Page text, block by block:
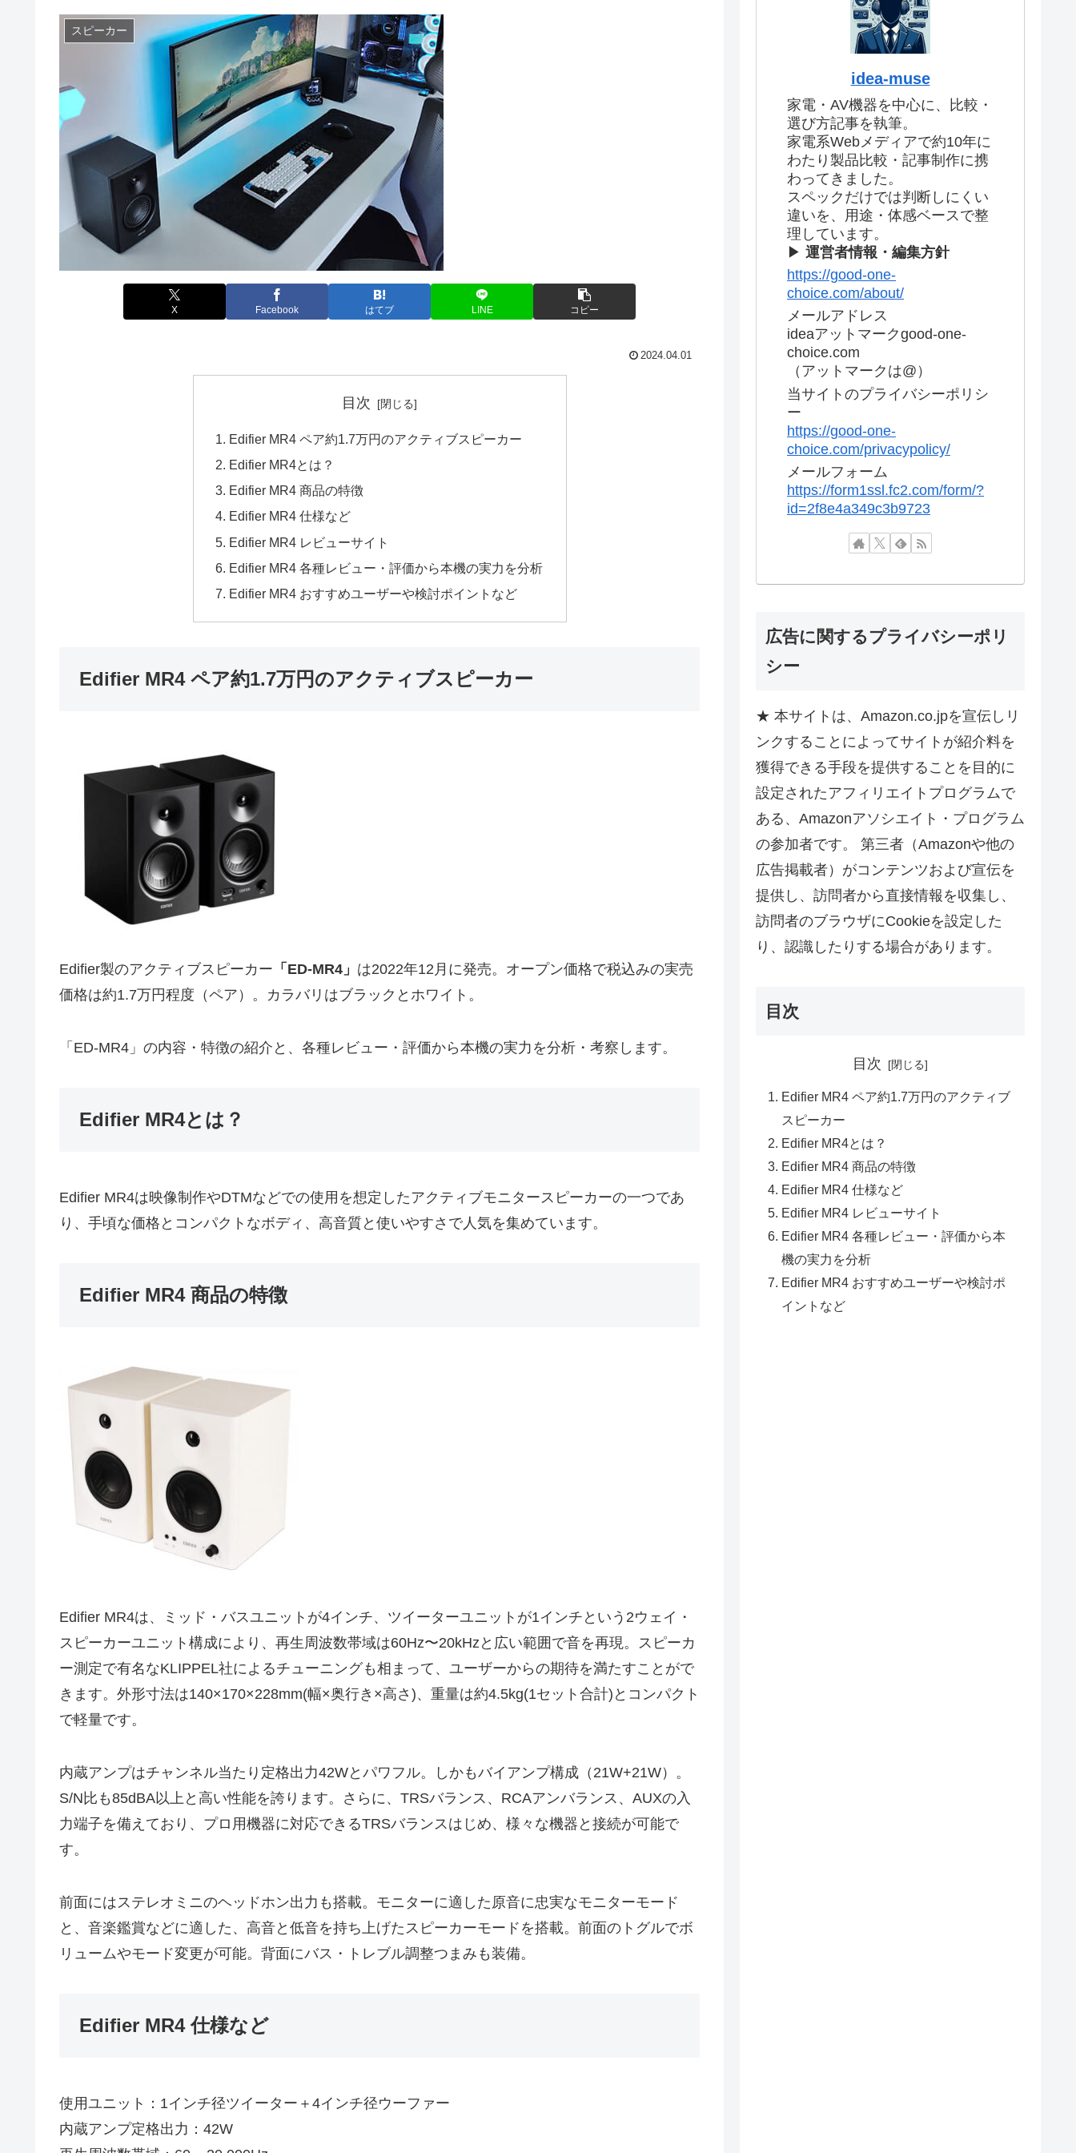
スピーカー
X Facebook はてブ LINE コピー
2024.04.01
目次
Edifier MR4 ペア約1.7万円のアクティブスピーカー
Edifier MR4とは？
Edifier MR4 商品の特徴
Edifier MR4 仕様など
Edifier MR4 レビューサイト
Edifier MR4 各種レビュー・評価から本機の実力を分析
Edifier MR4 おすすめユーザーや検討ポイントなど
Edifier MR4 ペア約1.7万円のアクティブスピーカー
Edifier製のアクティブスピーカー 「ED-MR4」 は2022年12月に発売。オープン価格で税込みの実売
価格は約1.7万円程度（ペア）。カラバリはブラックとホワイト。
「ED-MR4」の内容・特徴の紹介と、各種レビュー・評価から本機の実力を分析・考察します。
Edifier MR4とは？
Edifier MR4は映像制作やDTMなどでの使用を想定したアクティブモニタースピーカーの一つであ
り、手頃な価格とコンパクトなボディ、高音質と使いやすさで人気を集めています。
Edifier MR4 商品の特徴
Edifier MR4は、ミッド・バスユニットが4インチ、ツイーターユニットが1インチという2ウェイ・
スピーカーユニット構成により、再生周波数帯域は60Hz〜20kHzと広い範囲で音を再現。スピーカ
ー測定で有名なKLIPPEL社によるチューニングも相まって、ユーザーからの期待を満たすことがで
きます。外形寸法は140×170×228mm(幅×奥行き×高さ)、重量は約4.5kg(1セット合計)とコンパクト
で軽量です。
内蔵アンプはチャンネル当たり定格出力42Wとパワフル。しかもバイアンプ構成（21W+21W）。
S/N比も85dBA以上と高い性能を誇ります。さらに、TRSバランス、RCAアンバランス、AUXの入
力端子を備えており、プロ用機器に対応できるTRSバランスはじめ、様々な機器と接続が可能で
す。
前面にはステレオミニのヘッドホン出力も搭載。モニターに適した原音に忠実なモニターモード
と、音楽鑑賞などに適した、高音と低音を持ち上げたスピーカーモードを搭載。前面のトグルでボ
リュームやモード変更が可能。背面にバス・トレブル調整つまみも装備。
Edifier MR4 仕様など
使用ユニット：1インチ径ツイーター＋4インチ径ウーファー
内蔵アンプ定格出力：42W
idea-muse
家電・AV機器を中心に、比較・
選び方記事を執筆。
家電系Webメディアで約10年に
わたり製品比較・記事制作に携
わってきました。
スペックだけでは判断しにくい
違いを、用途・体感ベースで整
理しています。
▶ 運営者情報・編集方針
https://good-one-
choice.com/about/
メールアドレス
ideaアットマークgood-one-
choice.com
（アットマークは@）
当サイトのプライバシーポリシ
ー
https://good-one-
choice.com/privacypolicy/
メールフォーム
https://form1ssl.fc2.com/form/?
id=2f8e4a349c3b9723
広告に関するプライバシーポリ
シー
★ 本サイトは、Amazon.co.jpを宣伝しリ
ンクすることによってサイトが紹介料を
獲得できる手段を提供することを目的に
設定されたアフィリエイトプログラムで
ある、Amazonアソシエイト・プログラム
の参加者です。 第三者（Amazonや他の
広告掲載者）がコンテンツおよび宣伝を
提供し、訪問者から直接情報を収集し、
訪問者のブラウザにCookieを設定した
り、認識したりする場合があります。
目次
目次
Edifier MR4 ペア約1.7万円のアクティブ
スピーカー
Edifier MR4とは？
Edifier MR4 商品の特徴
Edifier MR4 仕様など
Edifier MR4 レビューサイト
Edifier MR4 各種レビュー・評価から本
機の実力を分析
Edifier MR4 おすすめユーザーや検討ポ
イントなど